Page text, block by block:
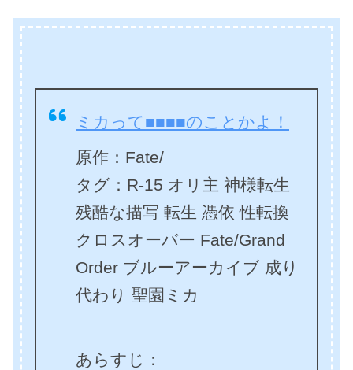
ミカって■■■■のことかよ！
原作：Fate/
タグ：R-15 オリ主 神様転生
残酷な描写 転生 憑依 性転換
クロスオーバー Fate/Grand
Order ブルーアーカイブ 成り
代わり 聖園ミカ
あらすじ：